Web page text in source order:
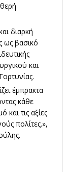
διαρκή
ως βασικό
και
έμπρακτα
κάθε
τις αξίες
πολίτες.»,